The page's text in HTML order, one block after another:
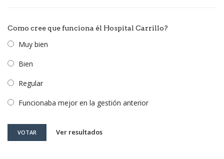
Como cree que funciona él Hospital Carrillo?
Muy bien
Bien
Regular
Funcionaba mejor en la gestión anterior
VOTAR Ver resultados